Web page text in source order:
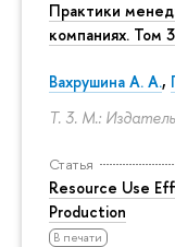
Практики
компаниях. Том 3
Вахрушина А. А.,
Т. 3. М.:
Статья
Resource Use
Production
В печати